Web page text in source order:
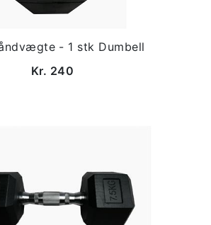
- 1 stk Dumbell
Kr. 240